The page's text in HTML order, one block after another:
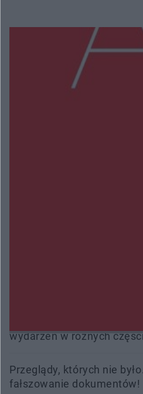
wydarzeń w różnych
Przeglądy, których nie
fałszowanie dokumentów!